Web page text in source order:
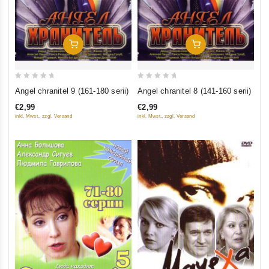
In Den Warenkorb
out
of
Angel chranitel 9 (161-180 serii)
€2,99
inkl. Mwst., zzgl. Versand
In Den Warenkorb
out
of
Angel chranitel 8 (141-160 serii)
€2,99
inkl. Mwst., zzgl. Versand